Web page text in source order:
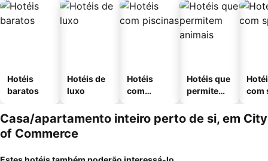
Hotéis
baratos
Hotéis de
luxo
Hotéis
com
Hotéis que
permitem
com
Casa/apartamento inteiro perto de si, em City
of Commerce